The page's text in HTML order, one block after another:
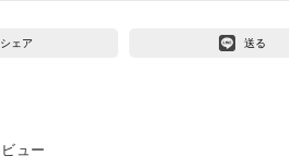
シェア 送る
ュー